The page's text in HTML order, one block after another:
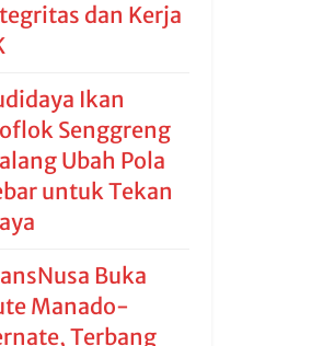
dan Kerja
Ikan
Senggreng
Ubah Pola
untuk Tekan
Buka
Manado-
Terbang